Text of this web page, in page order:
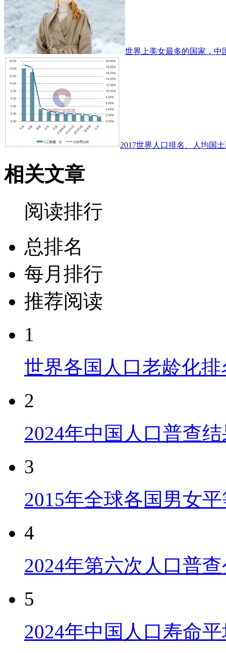
世界上美女最多的国家，中
2017世界人口排名、人均国
相关文章
阅读排行
总排名
每月排行
推荐阅读
1
世界各国人口老龄化
2
2024年中国人口普查
3
2015年全球各国男女
4
2024年第六次人口普
5
2024年中国人口寿命